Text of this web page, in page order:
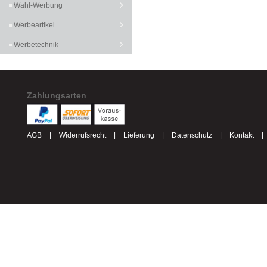
Wahl-Werbung
Werbeartikel
Werbetechnik
Zahlungsarten
AGB Widerrufsrecht Lieferung Datenschutz Kontakt